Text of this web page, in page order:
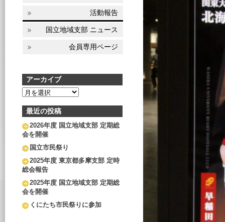
活動報告
国立地域支部 ニュース
会員専用ページ
アーカイブ
ア
カ
イ
ブ
最近の投稿
2026年度 国立地域支部 定期総
会を開催
国立市民祭り
2025年度 東京都多摩支部 定時
総会報告
2025年度 国立地域支部 定期総
会を開催
くにたち市民祭りに参加